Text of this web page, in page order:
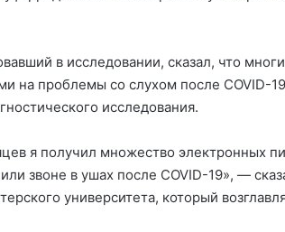
в исследовании, сказал, что
на проблемы со слухом после COVID-
исследования.
я получил множество электронных
звоне в ушах после COVID-19», —
университета, который